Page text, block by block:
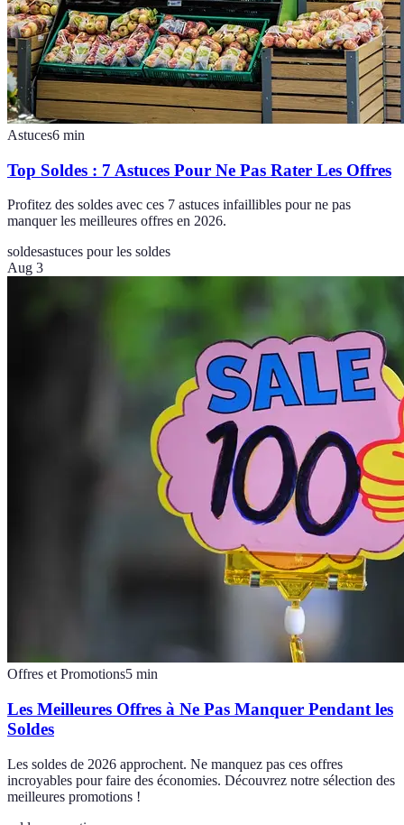
Astuces6 min
Top Soldes : 7 Astuces Pour Ne Pas Rater Les Offres
Profitez des soldes avec ces 7 astuces infaillibles pour ne pas
manquer les meilleures offres en 2026.
soldesastuces pour les soldes
Aug 3
Offres et Promotions5 min
Les Meilleures Offres à Ne Pas Manquer Pendant les
Soldes
Les soldes de 2026 approchent. Ne manquez pas ces offres
incroyables pour faire des économies. Découvrez notre sélection des
meilleures promotions !